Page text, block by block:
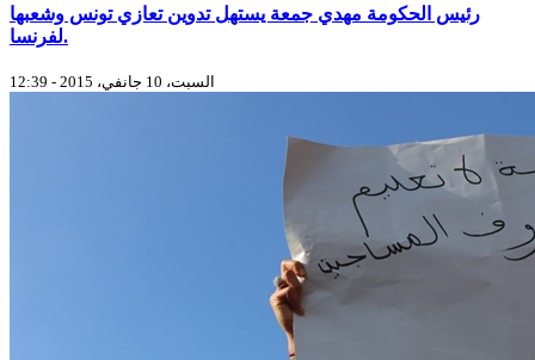
رئيس الحكومة مهدي جمعة يستهل تدوين تعازي تونس وشعبها
لفرنسا‎‎.
السبت، 10 جانفي، 2015 - 12:39